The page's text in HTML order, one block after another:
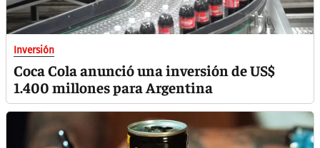
Inversión
Coca Cola anunció una inversión de US$
1.400 millones para Argentina